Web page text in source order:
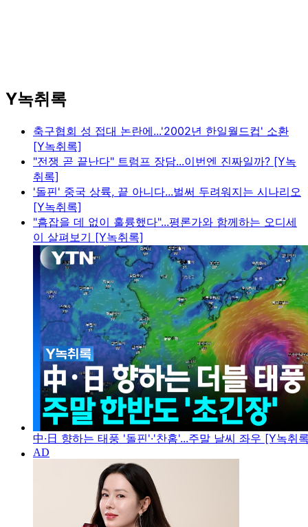
Y녹취록
축구협회 성 접대 논란에...'2002년 한일월드컵' 소환
[Y녹취록]
"전쟁 곧 끝난다" 트럼프 장담...이번엔 진짜일까? [Y녹
취록]
'돌핀' 중국 상륙, 끝 아니다...벌써 두려워지는 시나리오
[Y녹취록]
"흠잡을 데 없이 훌륭했다"...평론가와 함께하는 오디세
이 살펴보기 [Y녹취록]
中·日 향하는 태풍 '돌핀'·'찬홈'...주말 날씨 좌우 [Y녹취